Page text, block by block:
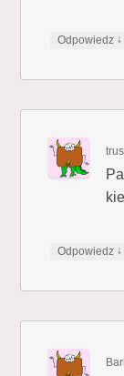
Odpowiedz ↓
Odpowiedz ↓